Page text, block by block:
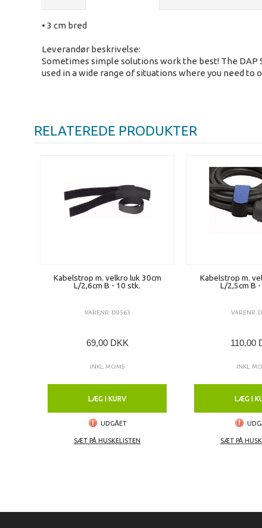
• 3 cm bred
Leverandør beskrivelse:
Sometimes simple solutions work the best! The DAP
used in a wide range of situations where you need to
RELATEREDE PRODUKTER
Kabelstrop m. velkro luk 30cm
L/2,6cm B - 10 stk.
VARENR: D9563
69,00 DKK
INKL. MOMS
LÆG I KURV
UDGÅET
SÆT PÅ HUSKELISTEN
Kabelstrop m.
L/2,5cm B
VARENR:
110,00
INKL.
LÆG I
SÆT PÅ